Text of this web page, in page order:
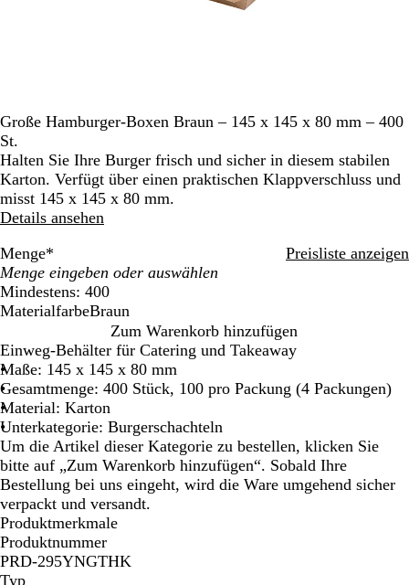
Große Hamburger-Boxen Braun – 145 x 145 x 80 mm – 400
St.
Halten Sie Ihre Burger frisch und sicher in diesem stabilen
Karton. Verfügt über einen praktischen Klappverschluss und
misst 145 x 145 x 80 mm.
Details ansehen
Menge* Preisliste anzeigen
Mindestens: 400
MaterialfarbeBraun
r
a
u
n
Zum Warenkorb hinzufügen
Einweg-Behälter für Catering und Takeaway
Maße: 145 x 145 x 80 mm
Gesamtmenge: 400 Stück, 100 pro Packung (4 Packungen)
Material: Karton
Unterkategorie: Burgerschachteln
Um die Artikel dieser Kategorie zu bestellen, klicken Sie
bitte auf „Zum Warenkorb hinzufügen“. Sobald Ihre
Bestellung bei uns eingeht, wird die Ware umgehend sicher
verpackt und versandt.
Produktmerkmale
Produktnummer
PRD-295YNGTHK
Typ